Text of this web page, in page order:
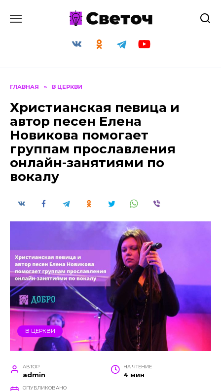
ГЛАВНАЯ » В ЦЕРКВИ
Христианская певица и
автор песен Елена
Новикова помогает
группам прославления
онлайн-занятиями по
вокалу
В ЦЕРКВИ
АВТОР
admin
НА ЧТЕНИЕ
4 мин
ОПУБЛИКОВАНО